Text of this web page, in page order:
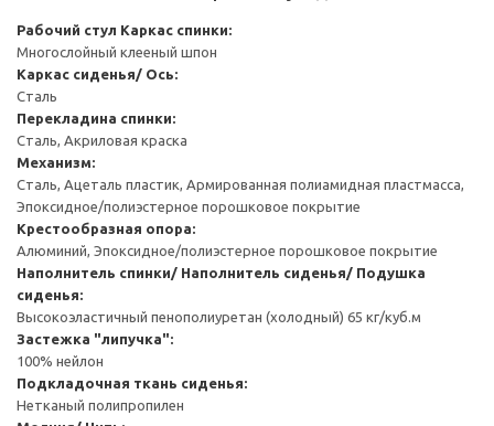
Рабочий стул Каркас спинки:
Многослойный клееный шпон
Каркас сиденья/ Ось:
Сталь
Перекладина спинки:
Сталь, Акриловая краска
Механизм:
Сталь, Ацеталь пластик, Армированная полиамидная пластмасса,
Эпоксидное/полиэстерное порошковое покрытие
Крестообразная опора:
Алюминий, Эпоксидное/полиэстерное порошковое покрытие
Наполнитель спинки/ Наполнитель сиденья/ Подушка
сиденья:
Высокоэластичный пенополиуретан (холодный) 65 кг/куб.м
Застежка "липучка":
100% нейлон
Подкладочная ткань сиденья:
Нетканый полипропилен